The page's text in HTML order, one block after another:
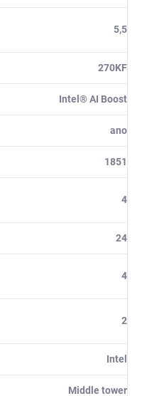
5,5
270KF
Intel® AI Boost
ano
1851
4
24
4
2
Intel
Middle tower